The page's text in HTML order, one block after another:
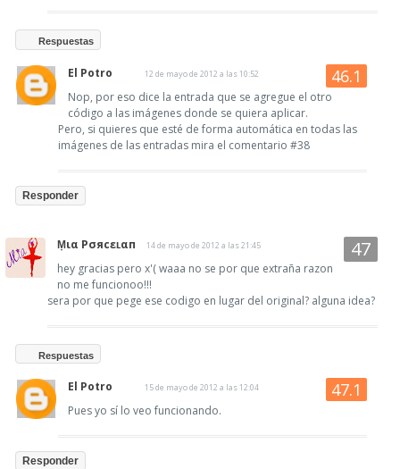
Respuestas
El Potro 12 de mayo de 2012 a las 10:52
Nop, por eso dice la entrada que se agregue el otro
código a las imágenes donde se quiera aplicar.
Pero, si quieres que esté de forma automática en todas las
imágenes de las entradas mira el comentario #38
Responder
Ṃια Pσяcεʟαп 14 de mayo de 2012 a las 21:45
hey gracias pero x'( waaa no se por que extraña razon
no me funcionoo!!!
sera por que pege ese codigo en lugar del original? alguna idea?
Respuestas
El Potro 15 de mayo de 2012 a las 12:04
Pues yo sí lo veo funcionando.
Responder